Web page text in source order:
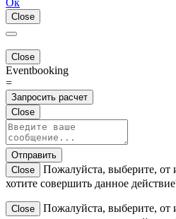
Ок
Close
Close
Eventbooking
=
Запросить расчет
Close
Отправить
Close
Пожалуйста, выберите,
хотите совершить данное
Close
Пожалуйста, выберите,